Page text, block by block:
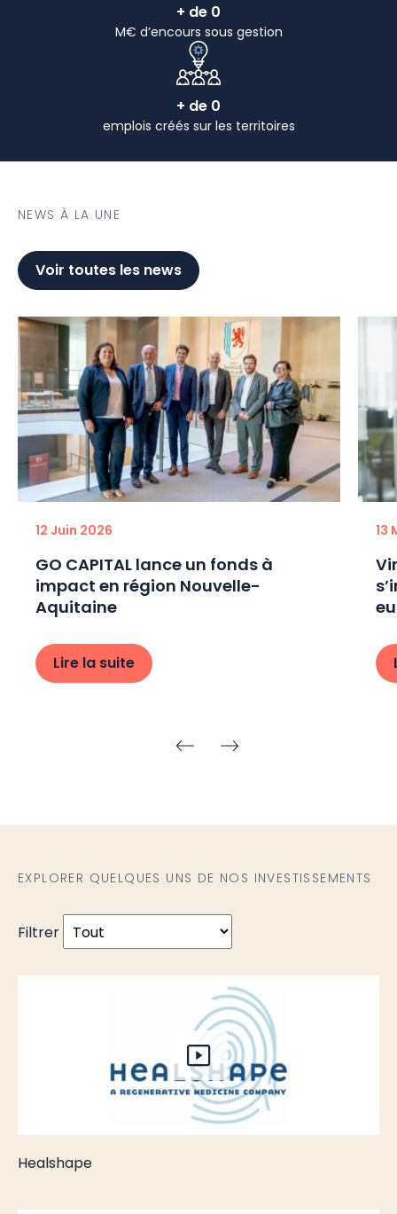
+ de 0
M€ d’encours sous gestion
+ de 0
emplois créés sur les territoires
NEWS À LA UNE
Voir toutes les news
12 Juin 2026
GO CAPITAL lance un fonds à
impact en région Nouvelle-
Aquitaine
Lire la suite
13
EXPLORER QUELQUES UNS DE NOS INVESTISSEMENTS
Filtrer
Healshape